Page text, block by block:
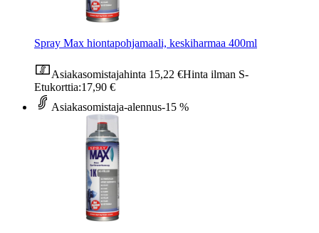
Spray Max hiontapohjamaali, keskiharmaa 400ml
Asiakasomistajahinta 15,22 €Hinta ilman S-
Etukorttia:17,90 €
Asiakasomistaja-alennus-15 %